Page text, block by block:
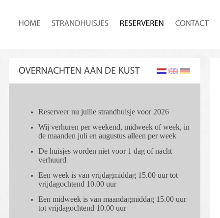
Reserveer nu jullie strandhuisje voor 2026
Wij verhuren per weekend, midweek of week, in
de maanden juli en augustus alleen per week
De huisjes worden niet voor 1 dag of nacht
verhuurd
Een week is van vrijdagmiddag 15.00 uur tot
vrijdagochtend 10.00 uur
Een midweek is van maandagmiddag 15.00 uur
tot vrijdagochtend 10.00 uur